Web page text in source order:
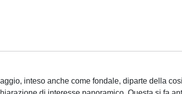
inteso anche come fondale, diparte della